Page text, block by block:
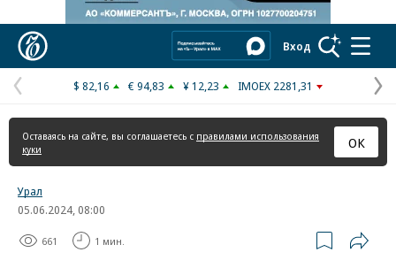
Вход
Предыдущая
страница
$ 82,16 € 94,83 ¥ 12,23 IMOEX 2281,31
Оставаясь на сайте, вы соглашаетесь с правилами использования
куки
ОК
Урал
05.06.2024, 08:00
661 1 мин.